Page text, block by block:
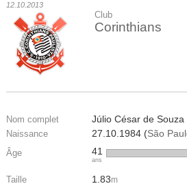
12.10.2013
Club
Corinthians
Nom complet Júlio César de Souza
Naissance 27.10.1984 (São
Âge 41
ans
Taille 1.83m